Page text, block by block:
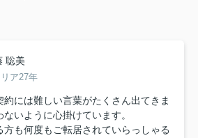
聡美
ア27年
には難しい言葉がたくさん出てきま
いように心掛けています。
も何度もご転居されていらっしゃる